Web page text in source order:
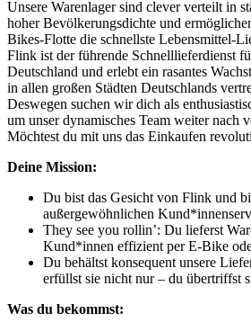
Unsere Warenlager sind clever verteilt in
hoher Bevölkerungsdichte und
Bikes-Flotte die schnellste Lebensmittel-
Flink ist der führende Schnelllieferdienst
Deutschland und erlebt ein rasantes
in allen großen Städten Deutschlands
Deswegen suchen wir dich als
um unser dynamisches Team weiter nach
Möchtest du mit uns das Einkaufen
Deine Mission:
Du bist das Gesicht von Flink und
außergewöhnlichen
They see you rollin’: Du lieferst
Kund*innen effizient per E-Bike
Du behältst konsequent unsere
erfüllst sie nicht nur – du übertriffst
Was du bekommst: